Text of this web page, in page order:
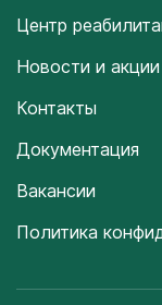
Центр
Новости и акции
Контакты
Документация
Вакансии
Политика